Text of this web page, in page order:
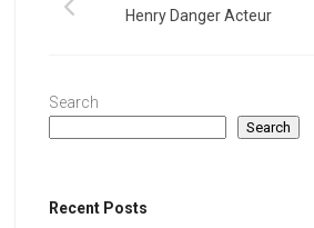
Henry Danger Acteur
Search
Search
Recent Posts